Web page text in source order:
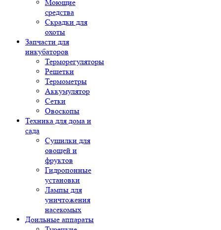
Моющие
средства
Скрадки для
охоты
Запчасти для
инкубаторов
Терморегуляторы
Решетки
Термометры
Аккумулятор
Сетки
Овоскопы
Техника для дома и
сада
Сушилки для
овощей и
фруктов
Гидропонные
установки
Лампы для
уничтожения
насекомых
Доильные аппараты